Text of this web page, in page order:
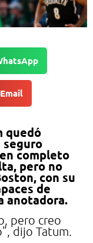
Email
quedó
seguro
completo
pero no
con su
de
anotadora.
pero creo
dijo Tatum.